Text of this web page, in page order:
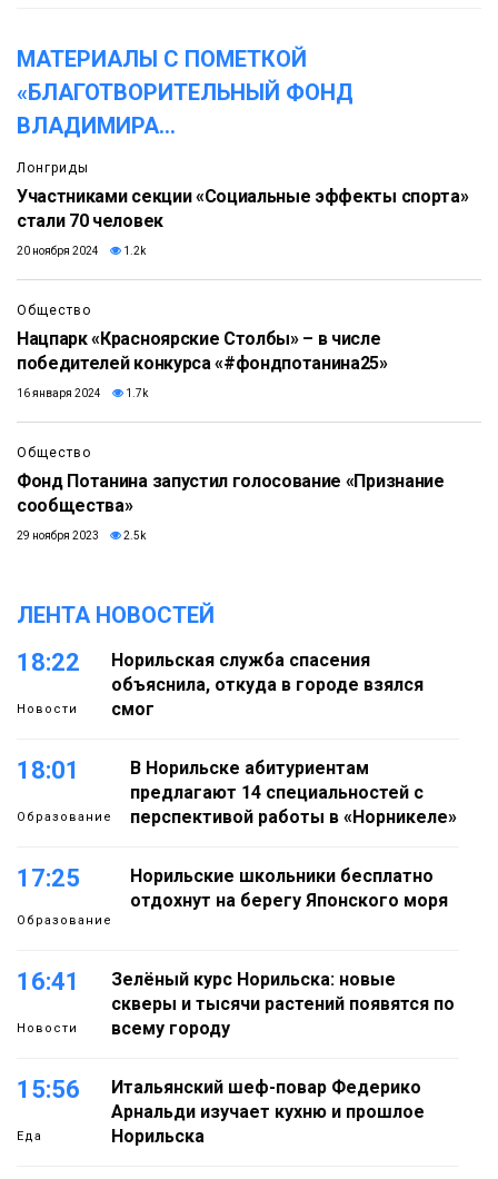
МАТЕРИАЛЫ С ПОМЕТКОЙ
«БЛАГОТВОРИТЕЛЬНЫЙ ФОНД
ВЛАДИМИРА...
Лонгриды
Участниками секции «Социальные эффекты спорта»
стали 70 человек
20 ноября 2024 1.2k
Общество
Нацпарк «Красноярские Столбы» – в числе
победителей конкурса «#фондпотанина25»
16 января 2024 1.7k
Общество
Фонд Потанина запустил голосование «Признание
сообщества»
29 ноября 2023 2.5k
ЛЕНТА НОВОСТЕЙ
18:22
Новости
Норильская служба спасения
объяснила, откуда в городе взялся
смог
18:01
Образование
В Норильске абитуриентам
предлагают 14 специальностей с
перспективой работы в «Норникеле»
17:25
Образование
Норильские школьники бесплатно
отдохнут на берегу Японского моря
16:41
Новости
Зелёный курс Норильска: новые
скверы и тысячи растений появятся по
всему городу
15:56
Еда
Итальянский шеф-повар Федерико
Арнальди изучает кухню и прошлое
Норильска